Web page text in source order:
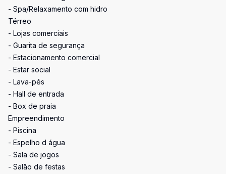
- Spa/Relaxamento com hidro
Térreo
- Lojas comerciais
- Guarita de segurança
- Estacionamento comercial
- Estar social
- Lava-pés
- Hall de entrada
- Box de praia
Empreendimento
- Piscina
- Espelho d água
- Sala de jogos
- Salão de festas